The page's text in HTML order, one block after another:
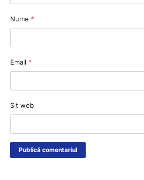
Nume *
Email *
Sit web